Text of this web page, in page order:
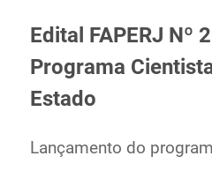
Edital FAPERJ Nº
Programa
Estado
Lançamento do